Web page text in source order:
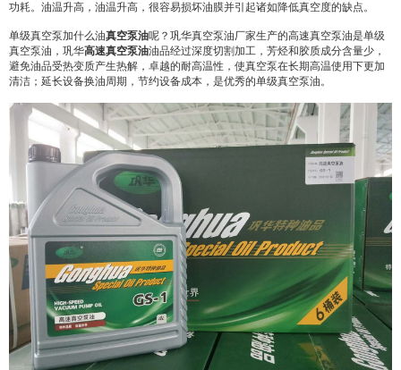
功耗。油温升高，油温升高，很容易损坏油膜并引起诸如降低真空度的缺点。
单级真空泵加什么油真空泵油呢？巩华真空泵油厂家生产的高速真空泵油是单级
真空泵油，巩华高速真空泵油油品经过深度切割加工，芳烃和胶质成分含量少，
避免油品受热变质产生热解，卓越的耐高温性，使真空泵在长期高温使用下更加
清洁；延长设备换油周期，节约设备成本，是优秀的单级真空泵油。